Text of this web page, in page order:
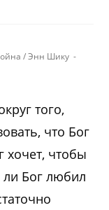
/ Энн Шику
того,
что Бог
хочет, чтобы
ли Бог любил